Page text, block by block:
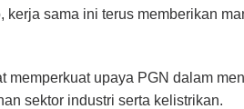
kerja sama ini terus memberikan
memperkuat upaya PGN dalam
sektor industri serta kelistrikan.